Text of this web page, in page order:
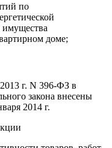
по
доме;
г. N 396-ФЗ в
закона внесены
2014 г.